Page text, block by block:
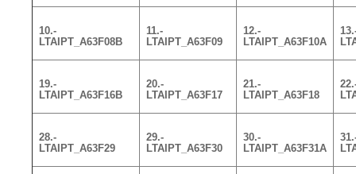
10.-
LTAIPT_A63F08B
11.-
LTAIPT_A63F09
12.-
LTAIPT_A63F10A
19.-
LTAIPT_A63F16B
20.-
LTAIPT_A63F17
21.-
LTAIPT_A63F18
28.-
LTAIPT_A63F29
29.-
LTAIPT_A63F30
30.-
LTAIPT_A63F31A